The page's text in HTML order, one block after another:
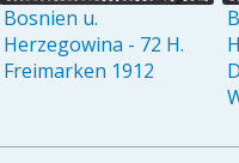
Bosnien u.
Herzegowina - 72 H.
Freimarken 1912